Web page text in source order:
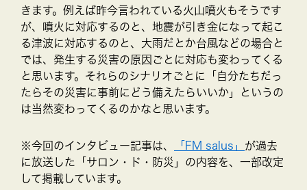
きます。例えば昨今言われている火山噴火もそうです
が、噴火に対応するのと、地震が引き金になって起こ
る津波に対応するのと、大雨だとか台風などの場合と
では、発生する災害の原因ごとに対応も変わってくる
と思います。それらのシナリオごとに「自分たちだっ
たらその災害に事前にどう備えたらいいか」というの
は当然変わってくるのかなと思います。
※今回のインタビュー記事は、 「FM salus」 が過去
に放送した「サロン・ド・防災」の内容を、一部改定
して掲載しています。